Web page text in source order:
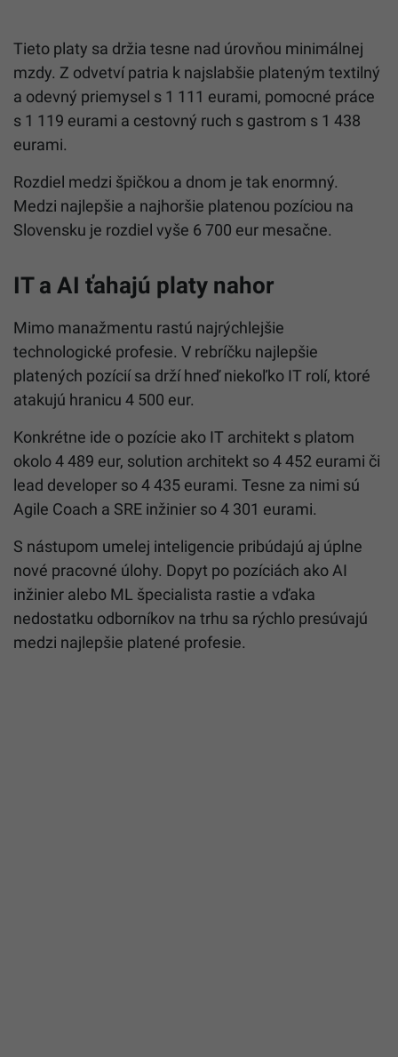
Tieto platy sa držia tesne nad úrovňou minimálnej
mzdy. Z odvetví patria k najslabšie plateným textilný
a odevný priemysel s 1 111 eurami, pomocné práce
s 1 119 eurami a cestovný ruch s gastrom s 1 438
eurami.
Rozdiel medzi špičkou a dnom je tak enormný.
Medzi najlepšie a najhoršie platenou pozíciou na
Slovensku je rozdiel vyše 6 700 eur mesačne.
IT a AI ťahajú platy nahor
Mimo manažmentu rastú najrýchlejšie
technologické profesie. V rebríčku najlepšie
platených pozícií sa drží hneď niekoľko IT rolí, ktoré
atakujú hranicu 4 500 eur.
Konkrétne ide o pozície ako IT architekt s platom
okolo 4 489 eur, solution architekt so 4 452 eurami či
lead developer so 4 435 eurami. Tesne za nimi sú
Agile Coach a SRE inžinier so 4 301 eurami.
S nástupom umelej inteligencie pribúdajú aj úplne
nové pracovné úlohy. Dopyt po pozíciách ako AI
inžinier alebo ML špecialista rastie a vďaka
nedostatku odborníkov na trhu sa rýchlo presúvajú
medzi najlepšie platené profesie.